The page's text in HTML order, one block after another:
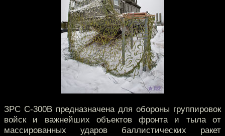
ЗРС С-300В предназначена для обороны группировок
войск и важнейших объектов фронта и тыла от
массированных ударов баллистических ракет